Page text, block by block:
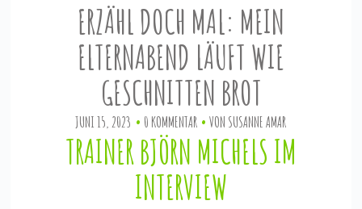
ERZÄHL DOCH MAL: MEIN
ELTERNABEND LÄUFT WIE
GESCHNITTEN BROT
JUNI 15, 2023 0 KOMMENTAR VON SUSANNE AMAR
TRAINER BJÖRN MICHELS IM
INTERVIEW